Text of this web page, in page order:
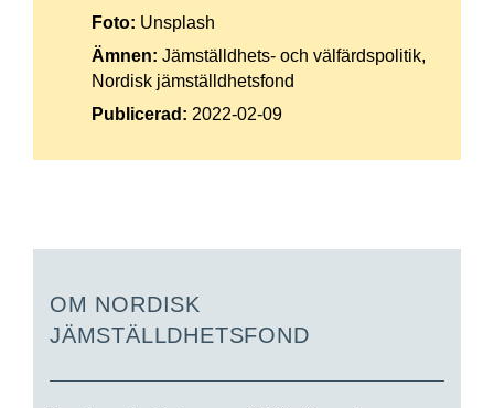
Foto: Unsplash
Ämnen: Jämställdhets- och välfärdspolitik,
Nordisk jämställdhetsfond
Publicerad: 2022-02-09
OM NORDISK
JÄMSTÄLLDHETSFOND